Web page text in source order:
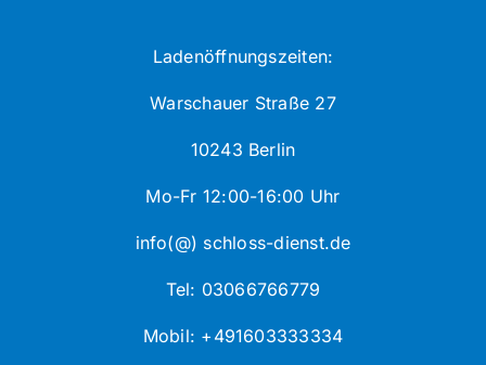
Ladenöffnungszeiten:
Warschauer Straße 27
10243 Berlin
Mo-Fr 12:00-16:00 Uhr
info(@) schloss-dienst.de
Tel: 03066766779
Mobil: +491603333334